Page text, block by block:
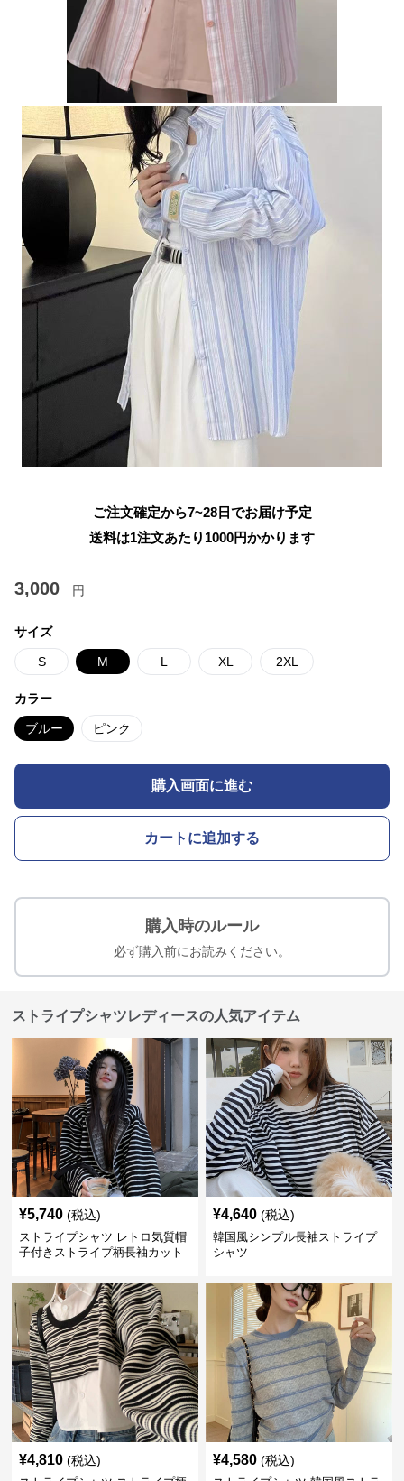
ご注文確定から7~28日でお届け予定
送料は1注文あたり 1000円かかります
3,000 円
サイズ
S M L XL 2XL
カラー
ブルー ピンク
購入画面に進む
カートに追加する
購入時のルール
必ず購入前にお読みください。
ストライプシャツレディースの人気アイテム
¥5,740 (税込)
ストライプシャツ レトロ気質帽
子付きストライプ柄長袖カット
¥4,640 (税込)
韓国風シンプル長袖ストライプ
シャツ
¥4,810 (税込) ¥4,580 (税込)